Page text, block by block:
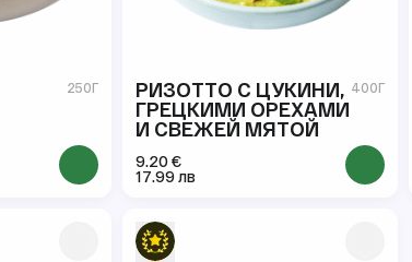
250Г
РИЗОТТО С ЦУКИНИ,
ГРЕЦКИМИ ОРЕХАМИ
И СВЕЖЕЙ МЯТОЙ
400Г
9.20 €
17.99 лв